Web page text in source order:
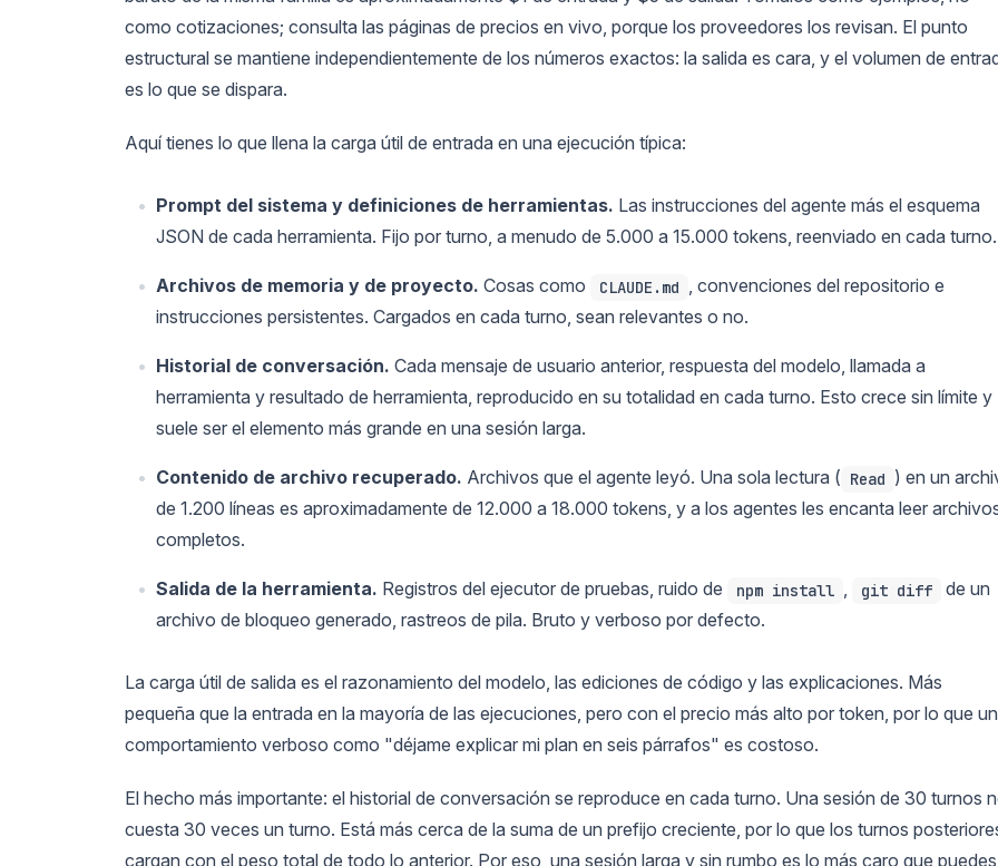
como cotizaciones; consulta las páginas de precios en vivo, porque los proveedores los revisan. El punto
estructural se mantiene independientemente de los números exactos: la salida es cara, y el volumen de
es lo que se dispara.
Aquí tienes lo que llena la carga útil de entrada en una ejecución típica:
Prompt del sistema y definiciones de herramientas. Las instrucciones del agente más el esquema
JSON de cada herramienta. Fijo por turno, a menudo de 5.000 a 15.000 tokens, reenviado en cada turno.
Archivos de memoria y de proyecto. Cosas como CLAUDE.md
, convenciones del repositorio e
instrucciones persistentes. Cargados en cada turno, sean relevantes o no.
Historial de conversación. Cada mensaje de usuario anterior, respuesta del modelo, llamada a
herramienta y resultado de herramienta, reproducido en su totalidad en cada turno. Esto crece sin límite y
suele ser el elemento más grande en una sesión larga.
Contenido de archivo recuperado. Archivos que el agente leyó. Una sola lectura ( Read ) en un
de 1.200 líneas es aproximadamente de 12.000 a 18.000 tokens, y a los agentes les encanta leer
completos.
Salida de la herramienta. Registros del ejecutor de pruebas, ruido de npm install git diff
de un
archivo de bloqueo generado, rastreos de pila. Bruto y verboso por defecto.
La carga útil de salida es el razonamiento del modelo, las ediciones de código y las explicaciones. Más
pequeña que la entrada en la mayoría de las ejecuciones, pero con el precio más alto por token, por lo que un
comportamiento verboso como "déjame explicar mi plan en seis párrafos" es costoso.
El hecho más importante: el historial de conversación se reproduce en cada turno. Una sesión de 30 turnos
cuesta 30 veces un turno. Está más cerca de la suma de un prefijo creciente, por lo que los turnos
cargan con el peso total de todo lo anterior. Por eso, una sesión larga y sin rumbo es lo más caro que puedes